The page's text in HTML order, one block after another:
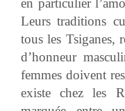
en particulier
Leurs traditions
tous les Tsiganes,
d’honneur
femmes doivent
existe chez les